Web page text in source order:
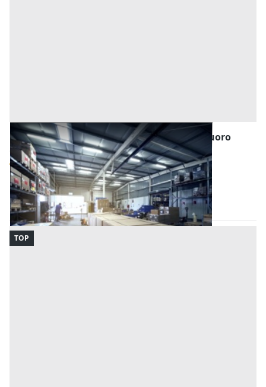
Magazzini e Locali di Deposito all'asta a Nuoro
Tortolì (Nuoro)
Offerta minima
422.100 €
Codice asta:CJ9235471070
Asta chiusa
TOP